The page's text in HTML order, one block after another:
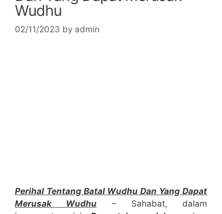
Wudhu
02/11/2023 by admin
Perihal Tentang Batal Wudhu Dan Yang Dapat
Merusak Wudhu – Sahabat, dalam